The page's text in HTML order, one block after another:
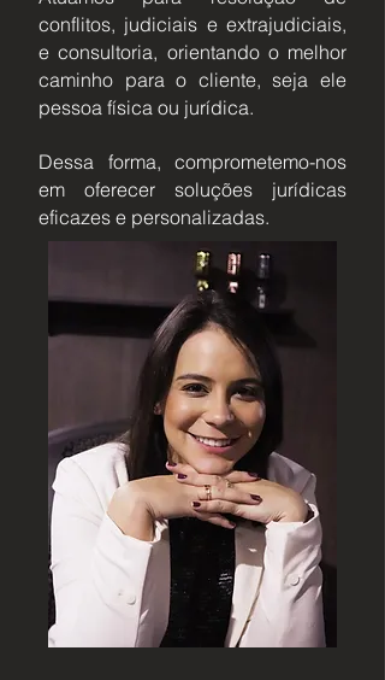
conflitos, judiciais e extrajudiciais,
e consultoria, orientando o melhor
caminho para o cliente, seja ele
pessoa física ou jurídica.
Dessa forma, comprometemo-nos
em oferecer soluções jurídicas
eficazes e personalizadas.